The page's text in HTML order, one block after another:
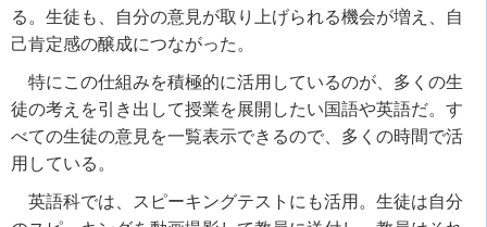
る。生徒も、自分の意見が取り上げられる機会が増え、自
己肯定感の醸成につながった。
特にこの仕組みを積極的に活用しているのが、多くの生
徒の考えを引き出して授業を展開したい国語や英語だ。す
べての生徒の意見を一覧表示できるので、多くの時間で活
用している。
英語科では、スピーキングテストにも活用。生徒は自分